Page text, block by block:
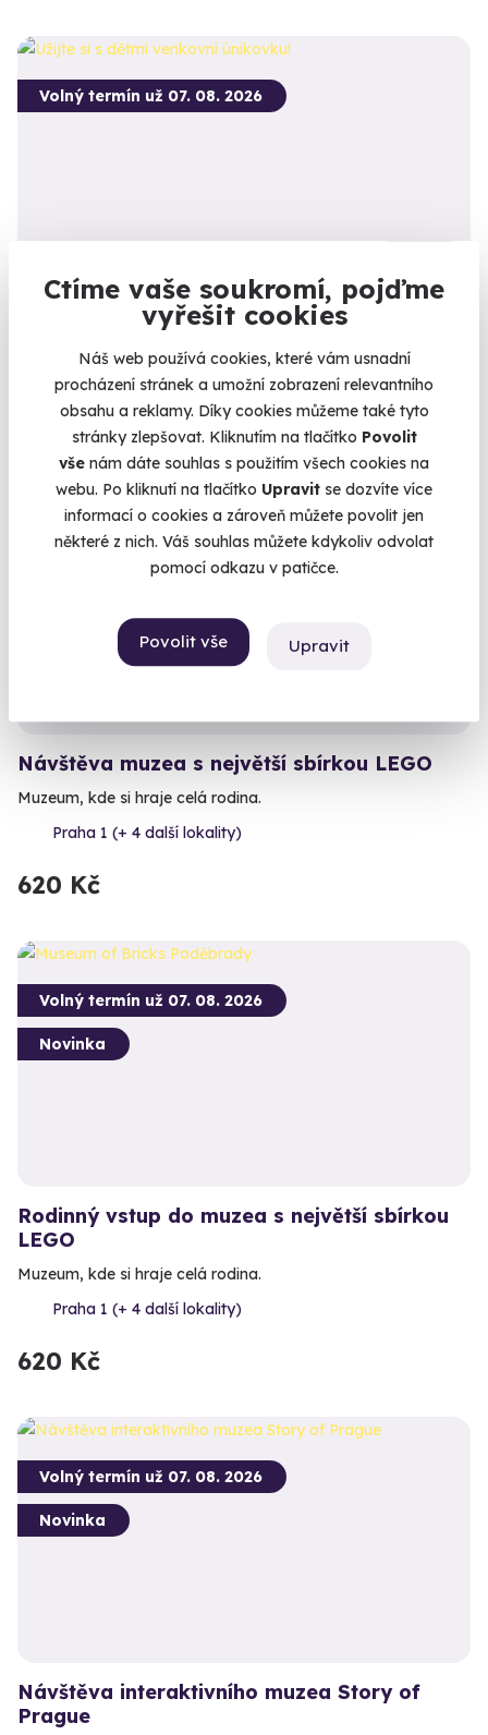
Ctíme vaše soukromí, pojďme
vyřešit cookies
Náš web používá cookies, které vám usnadní
procházení stránek a umožní zobrazení relevantního
obsahu a reklamy. Díky cookies můžeme také tyto
stránky zlepšovat. Kliknutím na tlačítko Povolit
vše nám dáte souhlas s použitím všech cookies na
webu. Po kliknutí na tlačítko Upravit se dozvíte více
informací o cookies a zároveň můžete povolit jen
některé z nich. Váš souhlas můžete kdykoliv odvolat
pomocí odkazu v patičce.
Povolit vše Upravit
Volný termín už 07. 08. 2026
Venkovní úniková hra pro děti
Praha (+ 5 dalších lokalit)
790 Kč
Volný termín už 07. 08. 2026
Návštěva muzea s největší sbírkou LEGO
Muzeum, kde si hraje celá rodina.
Praha 1 (+ 4 další lokality)
620 Kč
Volný termín už 07. 08. 2026
Novinka
Rodinný vstup do muzea s největší sbírkou
LEGO
Muzeum, kde si hraje celá rodina.
Praha 1 (+ 4 další lokality)
620 Kč
Volný termín už 07. 08. 2026
Novinka
Návštěva interaktivního muzea Story of
Prague